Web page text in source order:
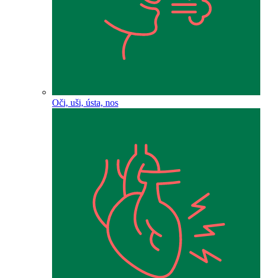
Oči, uši, ústa, nos